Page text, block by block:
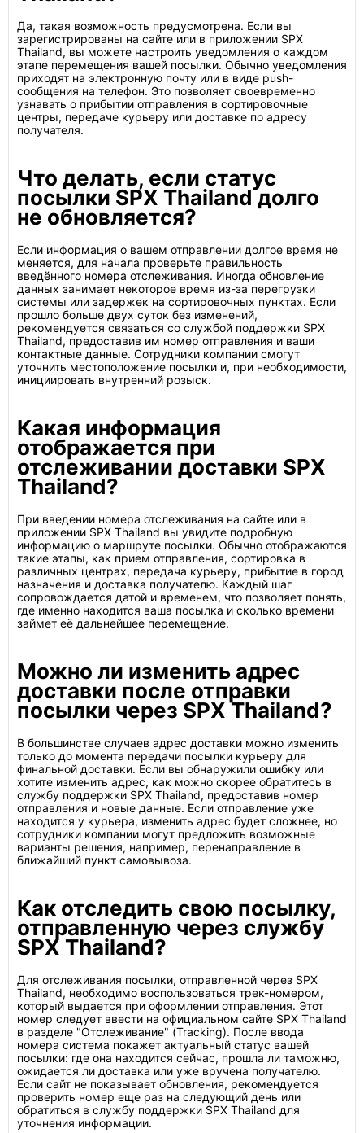
Да, такая возможность предусмотрена. Если вы
зарегистрированы на сайте или в приложении SPX
Thailand, вы можете настроить уведомления о каждом
этапе перемещения вашей посылки. Обычно уведомления
приходят на электронную почту или в виде push-
сообщения на телефон. Это позволяет своевременно
узнавать о прибытии отправления в сортировочные
центры, передаче курьеру или доставке по адресу
получателя.
Что делать, если статус
посылки SPX Thailand долго
не обновляется?
Если информация о вашем отправлении долгое время не
меняется, для начала проверьте правильность
введённого номера отслеживания. Иногда обновление
данных занимает некоторое время из-за перегрузки
системы или задержек на сортировочных пунктах. Если
прошло больше двух суток без изменений,
рекомендуется связаться со службой поддержки SPX
Thailand, предоставив им номер отправления и ваши
контактные данные. Сотрудники компании смогут
уточнить местоположение посылки и, при необходимости,
инициировать внутренний розыск.
Какая информация
отображается при
отслеживании доставки SPX
Thailand?
При введении номера отслеживания на сайте или в
приложении SPX Thailand вы увидите подробную
информацию о маршруте посылки. Обычно отображаются
такие этапы, как прием отправления, сортировка в
различных центрах, передача курьеру, прибытие в город
назначения и доставка получателю. Каждый шаг
сопровождается датой и временем, что позволяет понять,
где именно находится ваша посылка и сколько времени
займет её дальнейшее перемещение.
Можно ли изменить адрес
доставки после отправки
посылки через SPX Thailand?
В большинстве случаев адрес доставки можно изменить
только до момента передачи посылки курьеру для
финальной доставки. Если вы обнаружили ошибку или
хотите изменить адрес, как можно скорее обратитесь в
службу поддержки SPX Thailand, предоставив номер
отправления и новые данные. Если отправление уже
находится у курьера, изменить адрес будет сложнее, но
сотрудники компании могут предложить возможные
варианты решения, например, перенаправление в
ближайший пункт самовывоза.
Как отследить свою посылку,
отправленную через службу
SPX Thailand?
Для отслеживания посылки, отправленной через SPX
Thailand, необходимо воспользоваться трек-номером,
который выдается при оформлении отправления. Этот
номер следует ввести на официальном сайте SPX Thailand
в разделе "Отслеживание" (Tracking). После ввода
номера система покажет актуальный статус вашей
посылки: где она находится сейчас, прошла ли таможню,
ожидается ли доставка или уже вручена получателю.
Если сайт не показывает обновления, рекомендуется
проверить номер еще раз на следующий день или
обратиться в службу поддержки SPX Thailand для
уточнения информации.